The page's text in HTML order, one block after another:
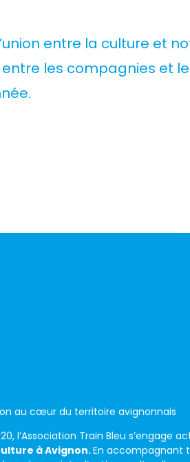
entre la culture et
entre les compagnies et
au cœur du territoire avignonnais
l’Association Train Bleu s’engage
à Avignon.En accompagnant